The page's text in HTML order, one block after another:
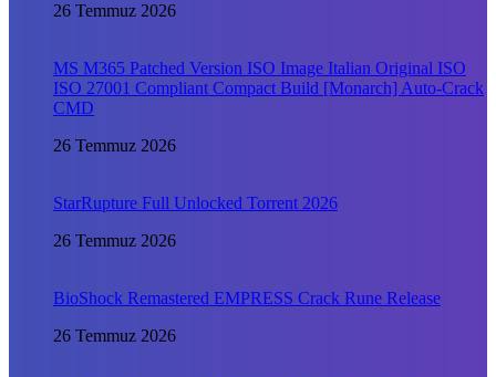
26 Temmuz 2026
MS M365 Patched Version ISO Image Italian Original ISO
ISO 27001 Compliant Compact Build [Monarch] Auto-Crack
CMD
26 Temmuz 2026
StarRupture Full Unlocked Torrent 2026
26 Temmuz 2026
BioShock Remastered EMPRESS Crack Rune Release
26 Temmuz 2026